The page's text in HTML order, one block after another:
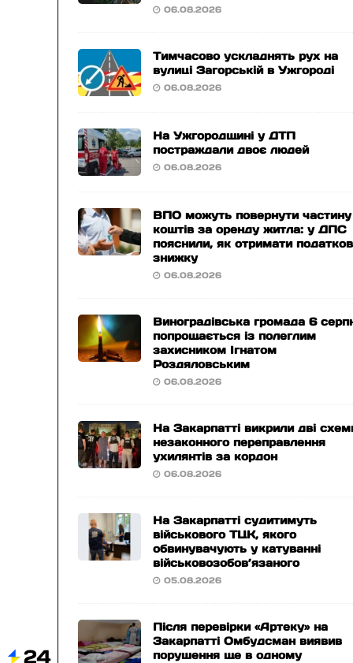
06.08.2026
Тимчасово ускладнять рух на
вулиці Загорській в Ужгороді
06.08.2026
На Ужгородщині у ДТП
постраждали двоє людей
06.08.2026
ВПО можуть повернути частину
коштів за оренду житла: у ДПС
пояснили, як отримати
знижку
06.08.2026
Виноградівська громада 6
попрощається із полеглим
захисником Ігнатом
Роздяловським
06.08.2026
На Закарпатті викрили дві
незаконного переправлення
ухилянтів за кордон
06.08.2026
На Закарпатті судитимуть
військового ТЦК, якого
обвинувачують у катуванні
військовозобов’язаного
05.08.2026
Після перевірки «Артеку» на
Закарпатті Омбудсман виявив
порушення ще в одному